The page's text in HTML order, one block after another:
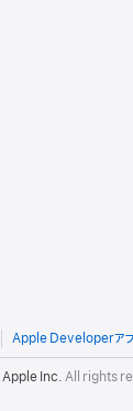
Apple Developerア
Apple Inc. All rights